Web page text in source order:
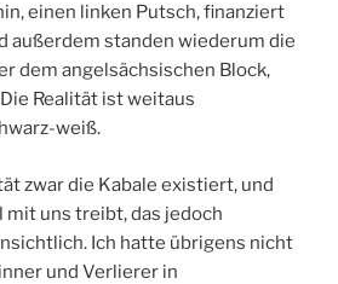
einen linken Putsch, finanziert
außerdem standen wiederum die
dem angelsächsischen Block,
Realität ist weitaus
weiß.
zwar die Kabale existiert, und
mit uns treibt, das jedoch
Ich hatte übrigens nicht
und Verlierer in